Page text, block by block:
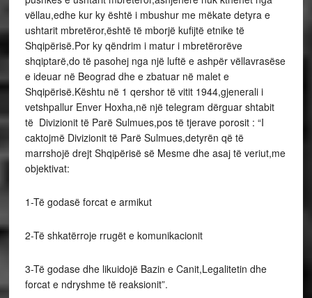
vëllau,edhe kur ky është i mbushur me mëkate detyra e
ushtarit mbretëror,është të mborjë kufijtë etnike të
Shqipërisë.Por ky qëndrim i matur i mbretërorëve
shqiptarë,do të pasohej nga një luftë e ashpër vëllavrasëse
e ideuar në Beograd dhe e zbatuar në malet e
Shqipërisë.Kështu në 1 qershor të vitit 1944,gjenerali i
vetshpallur Enver Hoxha,në një telegram dërguar shtabit
të Divizionit të Parë Sulmues,pos të tjerave porosit : “I
caktojmë Divizionit të Parë Sulmues,detyrën që të
marrshojë drejt Shqipërisë së Mesme dhe asaj të veriut,me
objektivat:
1-Të godasë forcat e armikut
2-Të shkatërroje rrugët e komunikacionit
3-Të godase dhe likuidojë Bazin e Canit,Legalitetin dhe
forcat e ndryshme të reaksionit”.